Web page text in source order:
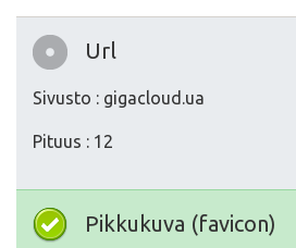
Url
Sivusto : gigacloud.ua
Pituus : 12
Pikkukuva (favicon)